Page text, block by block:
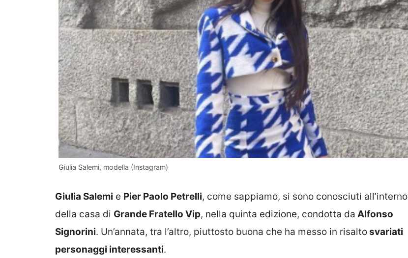
Giulia Salemi, modella (Instagram)
Giulia Salemi e Pier Paolo Petrelli, come sappiamo, si sono conosciuti all’interno
della casa di Grande Fratello Vip, nella quinta edizione, condotta da Alfonso
Signorini. Un’annata, tra l’altro, piuttosto buona che ha messo in risaltosvariati
personaggi interessanti.